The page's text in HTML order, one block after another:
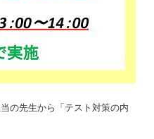
の先生から 「テスト対策の内